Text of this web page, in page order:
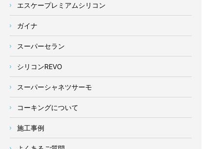
エスケープレミアムシリコン
ガイナ
スーパーセラン
シリコンREVO
スーパーシャネツサーモ
コーキングについて
施工事例